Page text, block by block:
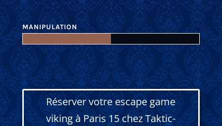
MANIPULATION
Réserver votre escape game
viking à Paris 15 chez Taktic-